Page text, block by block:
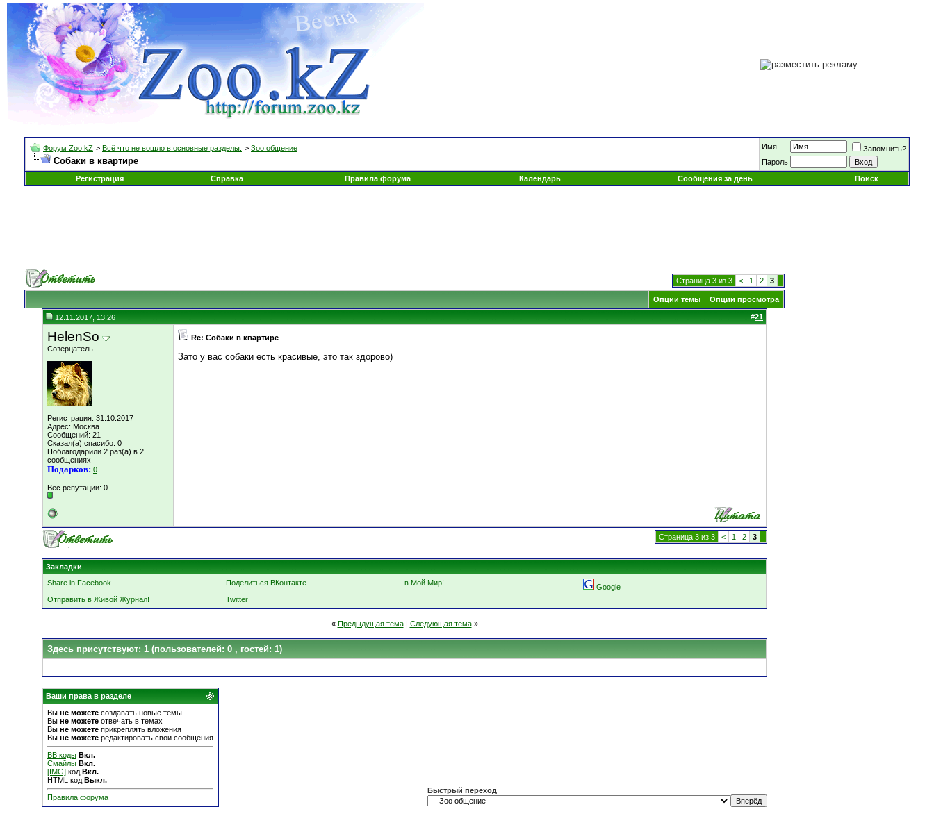
Форум Zoo.kZ > Всё что не вошло в основные разделы. > Зоо общение
Собаки в квартире
Имя
Запомнить?
Пароль
Регистрация
Справка Правила форума Календарь Сообщения за день Поиск
Страница 3 из 3 < 1 2 3
Опции темы Опции просмотра
12.11.2017, 13:26 #21
HelenSo
Созерцатель
Регистрация: 31.10.2017
Адрес: Москва
Сообщений: 21
Сказал(а) спасибо: 0
Поблагодарили 2 раз(а) в 2
сообщениях
Подарков: 0
Вес репутации: 0
Re: Собаки в квартире
Зато у вас собаки есть красивые, это так здорово)
Страница 3 из 3 < 1 2 3
Закладки
Share in Facebook
Поделиться ВКонтакте в Мой Мир!
Google
Отправить в Живой Журнал!
Twitter
« Предыдущая тема| Следующая тема »
Здесь присутствуют: 1 (пользователей: 0 , гостей: 1)
Ваши права в разделе
Вы не можете создавать новые темы
Вы не можете отвечать в темах
Вы не можете прикреплять вложения
Вы не можете редактировать свои сообщения
BB коды Вкл.
Смайлы Вкл.
[IMG] код Вкл.
HTML код Выкл.
Правила форума
Быстрый переход